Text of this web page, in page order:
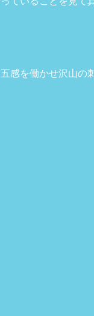
感を働かせ沢山